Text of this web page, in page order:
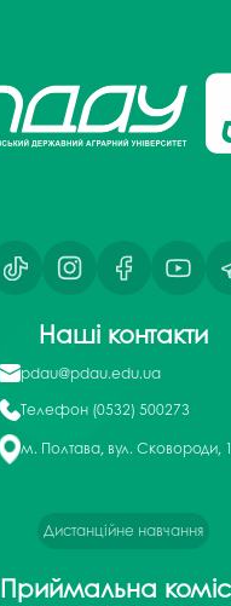
Наші контакти
pdau@pdau.edu.ua
Телефон (0532) 500273
м. Полтава, вул. Сковороди,
Дистанційне навчання
Приймальна